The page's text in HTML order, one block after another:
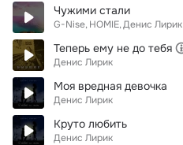
Чужими стали
G-Nise HOMIE Денис Лирик
Теперь ему не до тебя
Денис Лирик
Моя вредная девочка
Денис Лирик
Круто любить
Денис Лирик